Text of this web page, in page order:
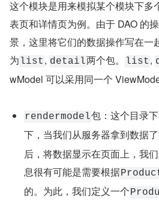
这个模块是用来模拟某个模块下多
表页和详情页为例。由于 DAO 的
景，这里将它们的数据操作写在一
为 list , detail两个包。 list ,
wModel 可以采用同一个
rendermodel包：这个目录
下，当我们从服务器拿到数据
后，将数据显示在页面上，我
息很有可能是需要根据
的。为此，我们定义一个